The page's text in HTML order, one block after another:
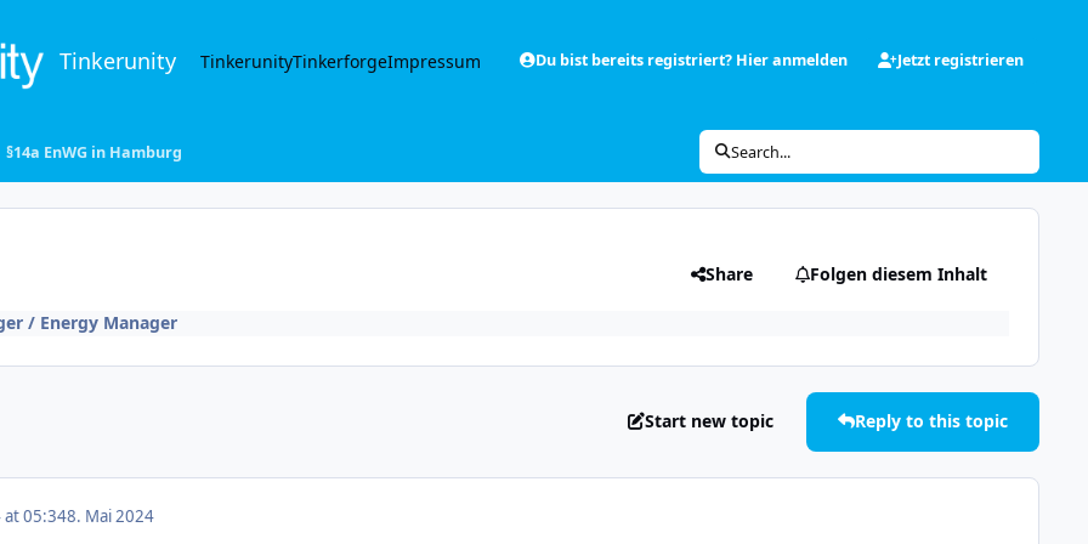
Tinkerunity TinkerunityTinkerforgeImpressum Du bist bereits registriert? Hier anmelden Jetzt registrieren
§14a EnWG in Hamburg Search...
Share Folgen diesem Inhalt
/ Energy Manager
Start new topic Reply to this topic
at 05:348. Mai 2024